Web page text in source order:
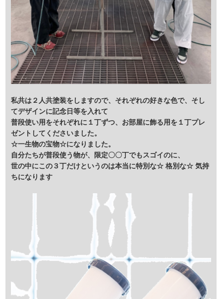
私共は２人共塗装をしますので、それぞれの好きな色で、そし
てデザインに記念日等を入れて
普段使い用をそれぞれに１丁ずつ、お部屋に飾る用を１丁プレ
ゼントしてくださいました。
☆一生物の宝物☆になりました。
自分たちが普段使う物が、限定〇〇丁でもスゴイのに、
世の中にこの３丁だけというのは本当に特別な☆ 格別な☆ 気持
ちになります